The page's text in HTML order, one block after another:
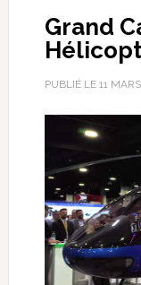
Grand
PUBLIÉ LE 11